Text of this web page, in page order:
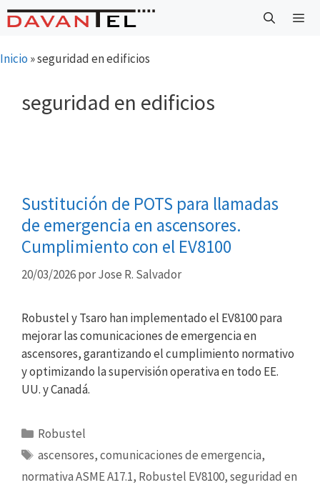
Saltar
al
Inicio »seguridad en edificios
seguridad en edificios
Sustitución de POTS para llamadas
de emergencia en ascensores.
Cumplimiento con el EV8100
20/03/2026porJose R. Salvador
Robustel y Tsaro han implementado el EV8100 para
mejorar las comunicaciones de emergencia en
ascensores, garantizando el cumplimiento normativo
y optimizando la supervisión operativa en todo EE.
UU. y Canadá.
Categorías
Robustel
Etiquetas
ascensores,comunicaciones de emergencia,
normativa ASME A17.1, Robustel EV8100,seguridad en